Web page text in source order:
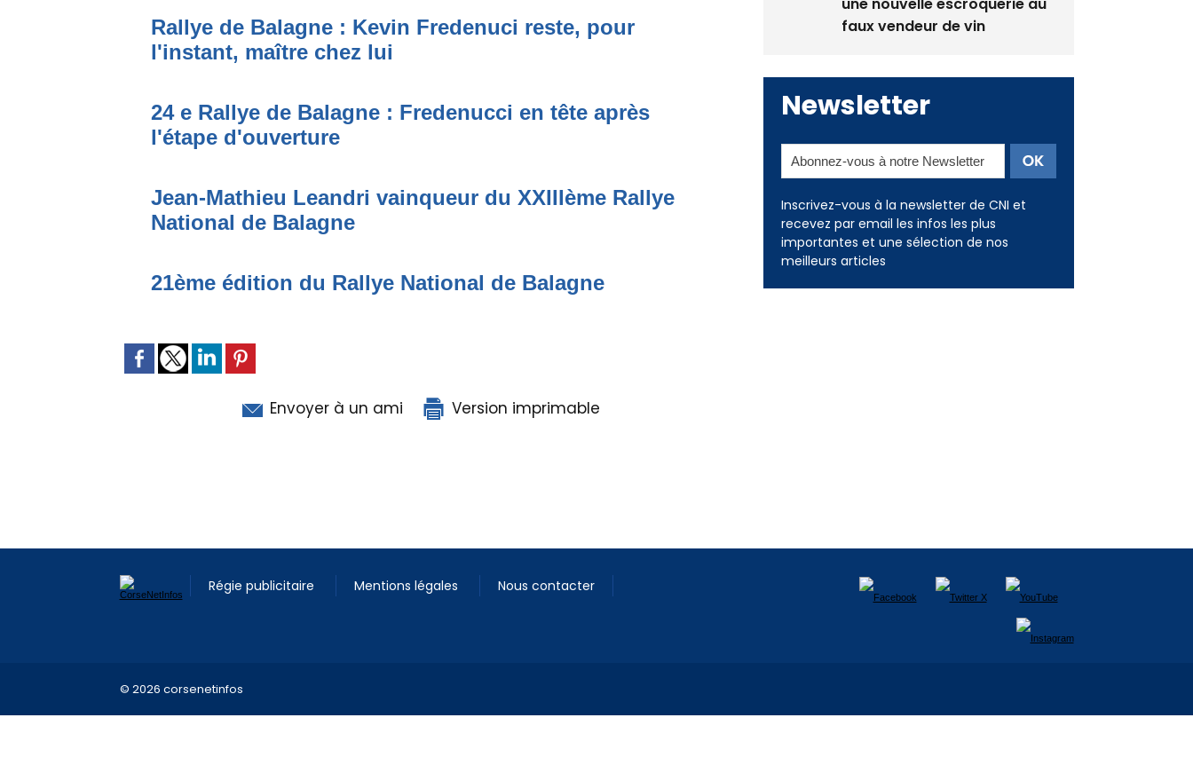
Rallye de Balagne : Kevin Fredenuci reste, pour
l'instant, maître chez lui
24 e Rallye de Balagne : Fredenucci en tête après
l'étape d'ouverture
Jean-Mathieu Leandri vainqueur du XXIIIème Rallye
National de Balagne
21ème édition du Rallye National de Balagne
Envoyer à un ami Version imprimable
faux vendeur de vin
Newsletter
Inscrivez-vous à la newsletter de CNI et
recevez par email les infos les plus
importantes et une sélection de nos
meilleurs articles
Régie publicitaire Mentions légales Nous contacter
© 2026 corsenetinfos